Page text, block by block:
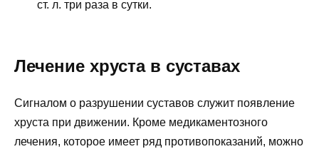
ст. л. три раза в сутки.
Лечение хруста в суставах
Сигналом о разрушении суставов служит появление
хруста при движении. Кроме медикаментозного
лечения, которое имеет ряд противопоказаний, можно